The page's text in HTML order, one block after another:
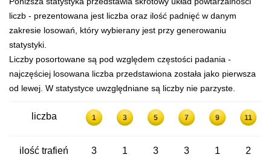
liczb - prezentowana jest liczba oraz ilość padnięć w danym
zakresie losowań, który wybierany jest przy generowaniu
statystyki.
Liczby posortowane są pod względem częstości padania -
najczęściej losowana liczba przedstawiona została jako pierwsza
od lewej. W statystyce uwzględniane są liczby nie parzyste.
liczba 1 3 5 7 9 11
ilość trafień 3 1 3 3 1 2